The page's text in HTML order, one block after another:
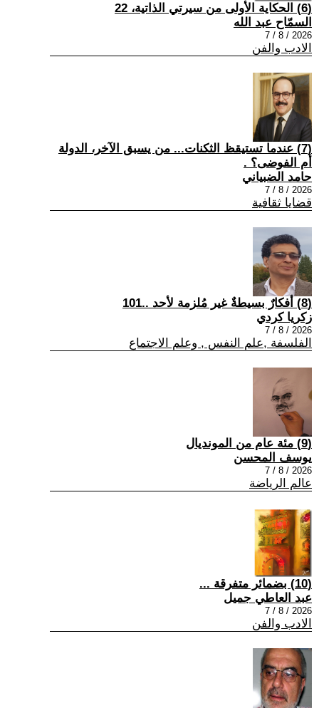
(6) الحكاية الأولى من سيرتي الذاتية، 22
السمّاح عبد الله
2026 / 8 / 7
الادب والفن
(7) عندما تستيقظ الثكنات... من يسبق الآخر، الدولة
أم الفوضى؟ .
حامد الضبياني
2026 / 8 / 7
قضايا ثقافية
(8) أفكارٌ بسيطةٌ غير مُلزمة لأحد ..101
زكريا كردي
2026 / 8 / 7
الفلسفة ,علم النفس , وعلم الاجتماع
(9) مئة عام من المونديال
يوسف المحسن
2026 / 8 / 7
عالم الرياضة
(10) بضمائر متفرقة ...
عبد العاطي جميل
2026 / 8 / 7
الادب والفن